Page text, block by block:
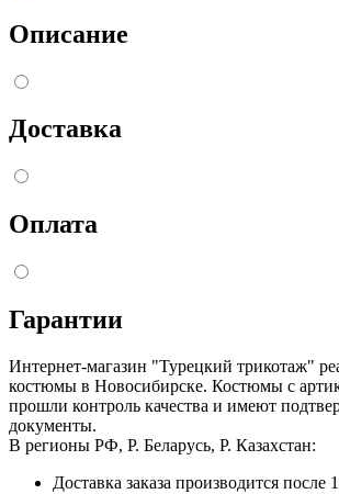
Описание
Доставка
Оплата
Гарантии
Интернет-магазин "Турецкий трикотаж"
костюмы в Новосибирске. Костюмы с
прошли контроль качества и имеют
документы.
В регионы РФ, Р. Беларусь, Р. Казахстан:
Доставка заказа производится после